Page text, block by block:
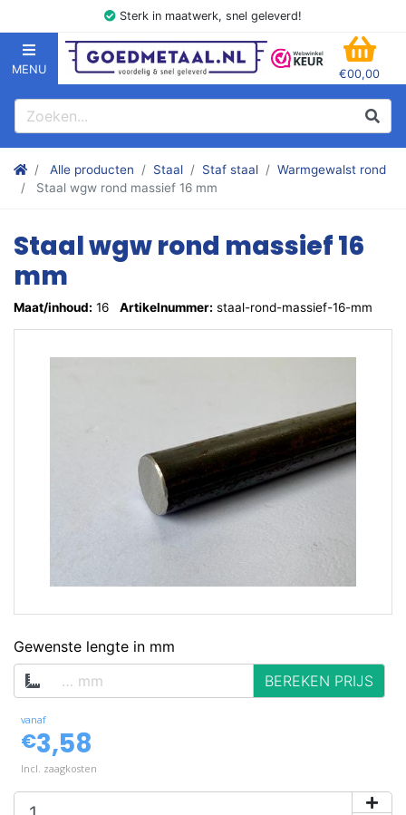
Sterk in maatwerk, snel geleverd!
MENU
GOEDMETAAL.NL
€00,00
Zoeken
Zoek
Stalen kokers, hoekstaal, Balk, Buizen Plat, Strippen, Plaat en
Alle producten Staal Staf staal
Warmgewalst rond
Staal wgw rond massief 16 mm
Staal wgw rond massief 16
mm
Maat/inhoud: 16 Artikelnummer: staal-rond-massief-16-mm
Gewenste lengte in mm
BEREKEN PRIJS
vanaf
€3,58
Incl. zaagkosten